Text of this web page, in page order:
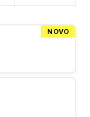
NOVO